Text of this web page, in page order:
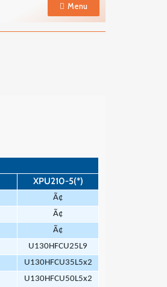
Menu
XPU210-5(*)
Ã¢
Ã¢
Ã¢
U130HFCU25L9
U130HFCU35L5x2
U130HFCU50L5x2